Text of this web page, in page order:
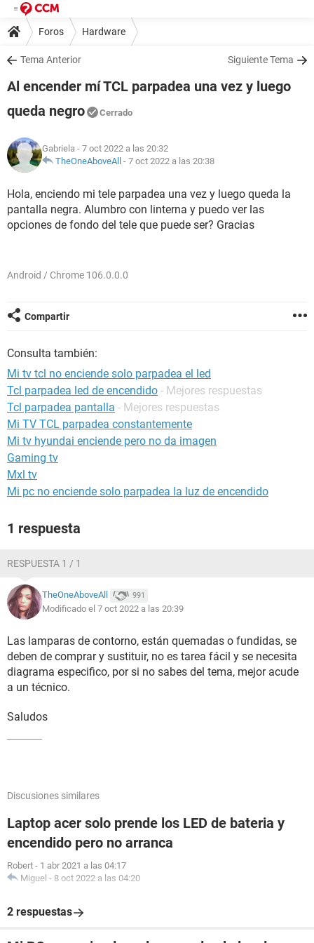
Foros Hardware
Tema Anterior Siguiente Tema
Al encender mí TCL parpadea una vez y luego
queda negro
Cerrado
Gabriela - 7 oct 2022 a las 20:32
TheOneAboveAll - 7 oct 2022 a las 20:38
Hola, enciendo mi tele parpadea una vez y luego queda la
pantalla negra. Alumbro con linterna y puedo ver las
opciones de fondo del tele que puede ser? Gracias
Android / Chrome 106.0.0.0
Compartir
Consulta también:
Mi tv tcl no enciende solo parpadea el led
Tcl parpadea led de encendido - Mejores respuestas
Tcl parpadea pantalla - Mejores respuestas
Mi TV TCL parpadea constantemente
Mi tv hyundai enciende pero no da imagen
Gaming tv
Mxl tv
Mi pc no enciende solo parpadea la luz de encendido
1 respuesta
RESPUESTA 1 / 1
TheOneAboveAll 991
Modificado el 7 oct 2022 a las 20:39
Las lamparas de contorno, están quemadas o fundidas, se
deben de comprar y sustituir, no es tarea fácil y se necesita
diagrama especifico, por si no sabes del tema, mejor acude
a un técnico.
Saludos
Discusiones similares
Laptop acer solo prende los LED de bateria y
encendido pero no arranca
Robert - 1 abr 2021 a las 04:17
Miguel - 8 oct 2022 a las 04:20
2 respuestas